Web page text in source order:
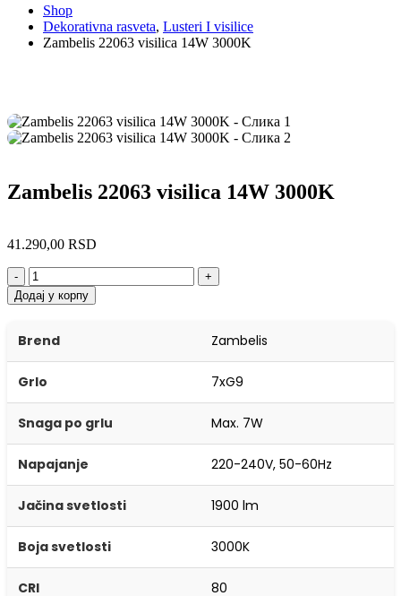
Shop
Dekorativna rasveta, Lusteri I visilice
Zambelis 22063 visilica 14W 3000K
Zambelis 22063 visilica 14W 3000K
41.290,00 RSD
-
+
Додај у корпу
Brend Zambelis
Grlo 7xG9
Snaga po grlu Max. 7W
Napajanje 220-240V, 50-60Hz
Jačina svetlosti 1900 lm
Boja svetlosti 3000K
CRI 80